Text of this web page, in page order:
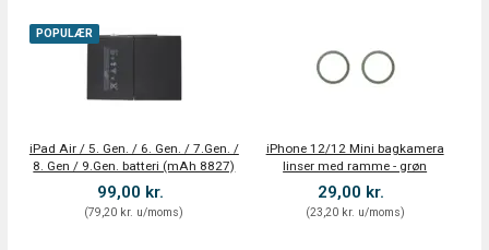
POPULÆR
iPad Air / 5. Gen. / 6. Gen. / 7.Gen. /
8. Gen / 9.Gen. batteri (mAh 8827)
99,00 kr.
(79,20 kr. u/moms)
iPhone 12/12 Mini bagkamera
linser med ramme - grøn
29,00 kr.
(23,20 kr. u/moms)